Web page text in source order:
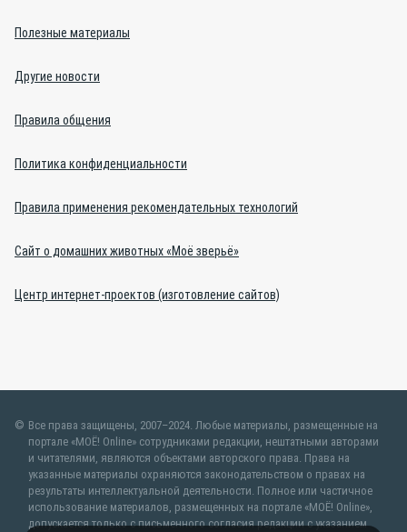
Полезные материалы
Другие новости
Правила общения
Политика конфиденциальности
Правила применения рекомендательных технологий
Сайт о домашних животных «Моё зверьё»
Центр интернет-проектов (изготовление сайтов)
Все права защищены, 2007–2024. Любые материалы, размещенные на
портале «МОЁ! Online» сотрудниками редакции, нештатными авторами
и читателями, являются объектами авторского права. Права на
указанные материалы охраняются законодательством о правах на
результаты интеллектуальной деятельности. Полное или частичное
использование материалов, размещенных на портале «МОЁ! Online»,
допускается только с письменного согласия редакции с указанием